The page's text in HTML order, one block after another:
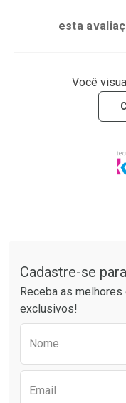
esta
Você
Cadastre-se
Receba as
exclusivos!
Nome
Email